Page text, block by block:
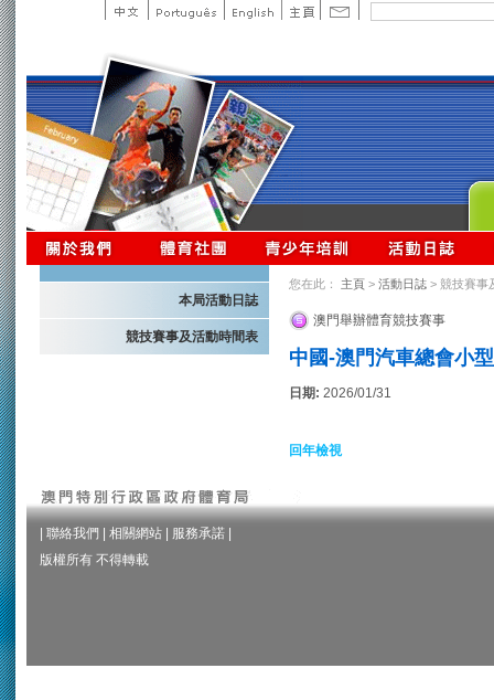
本局活動日誌
競技賽事及活動時間表
您在此： 主頁 > 活動日誌 > 競技賽事
澳門舉辦體育競技賽事
中國-澳門汽車總會小
日期: 2026/01/31
回年檢視
聯絡我們 相關網站 服務承諾
版權所有 不得轉載